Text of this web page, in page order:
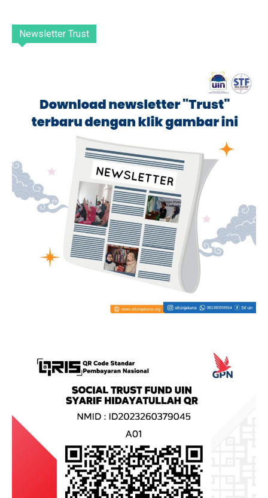
Newsletter Trust